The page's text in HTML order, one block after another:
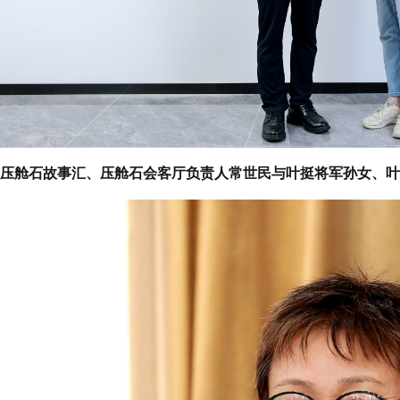
压舱石故事汇、压舱石会客厅负责人常世民与叶挺将军孙女、